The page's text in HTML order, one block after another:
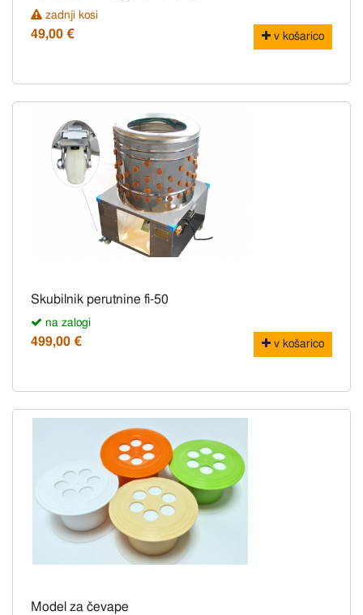
zadnji kosi
49,00 € v košarico
Skubilnik perutnine fi-50
na zalogi
499,00 € v košarico
Model za čevape